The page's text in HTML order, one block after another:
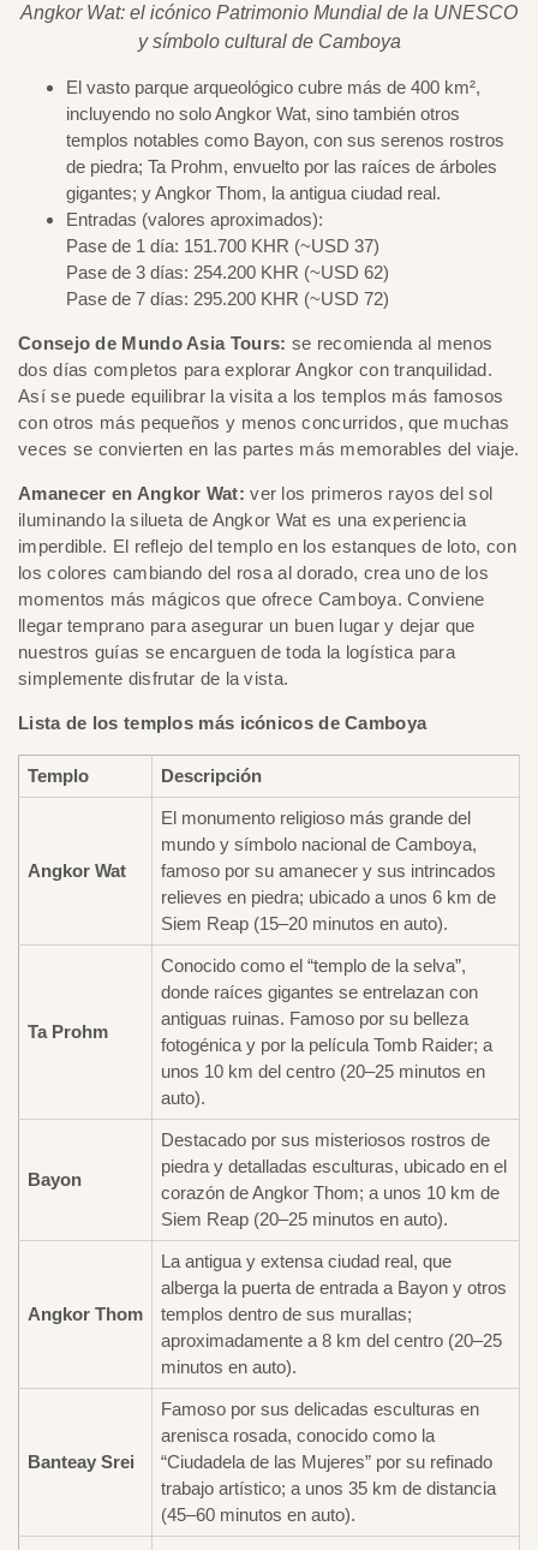
Angkor Wat: el icónico Patrimonio Mundial de la UNESCO
y símbolo cultural de Camboya
El vasto parque arqueológico cubre más de 400 km²,
incluyendo no solo Angkor Wat, sino también otros
templos notables como Bayon, con sus serenos rostros
de piedra; Ta Prohm, envuelto por las raíces de árboles
gigantes; y Angkor Thom, la antigua ciudad real.
Entradas (valores aproximados):
Pase de 1 día: 151.700 KHR (~USD 37)
Pase de 3 días: 254.200 KHR (~USD 62)
Pase de 7 días: 295.200 KHR (~USD 72)
Consejo de Mundo Asia Tours: se recomienda al menos
dos días completos para explorar Angkor con tranquilidad.
Así se puede equilibrar la visita a los templos más famosos
con otros más pequeños y menos concurridos, que muchas
veces se convierten en las partes más memorables del viaje.
Amanecer en Angkor Wat: ver los primeros rayos del sol
iluminando la silueta de Angkor Wat es una experiencia
imperdible. El reflejo del templo en los estanques de loto, con
los colores cambiando del rosa al dorado, crea uno de los
momentos más mágicos que ofrece Camboya. Conviene
llegar temprano para asegurar un buen lugar y dejar que
nuestros guías se encarguen de toda la logística para
simplemente disfrutar de la vista.
Lista de los templos más icónicos de Camboya
Templo Descripción
Angkor Wat
El monumento religioso más grande del
mundo y símbolo nacional de Camboya,
famoso por su amanecer y sus intrincados
relieves en piedra; ubicado a unos 6 km de
Siem Reap (15–20 minutos en auto).
Ta Prohm
Conocido como el “templo de la selva”,
donde raíces gigantes se entrelazan con
antiguas ruinas. Famoso por su belleza
fotogénica y por la película Tomb Raider; a
unos 10 km del centro (20–25 minutos en
auto).
Bayon
Destacado por sus misteriosos rostros de
piedra y detalladas esculturas, ubicado en el
corazón de Angkor Thom; a unos 10 km de
Siem Reap (20–25 minutos en auto).
Angkor Thom
La antigua y extensa ciudad real, que
alberga la puerta de entrada a Bayon y otros
templos dentro de sus murallas;
aproximadamente a 8 km del centro (20–25
minutos en auto).
Banteay Srei
Famoso por sus delicadas esculturas en
arenisca rosada, conocido como la
“Ciudadela de las Mujeres” por su refinado
trabajo artístico; a unos 35 km de distancia
(45–60 minutos en auto).